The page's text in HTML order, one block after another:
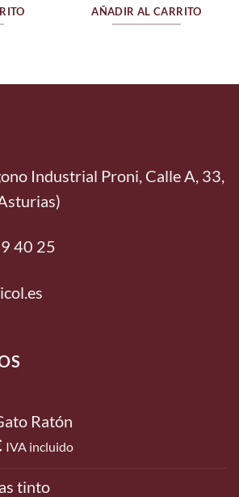
AÑADIR AL CARRITO
Industrial Proni, Calle A, 33,
40 25
Ratón
IVA incluido
tinto